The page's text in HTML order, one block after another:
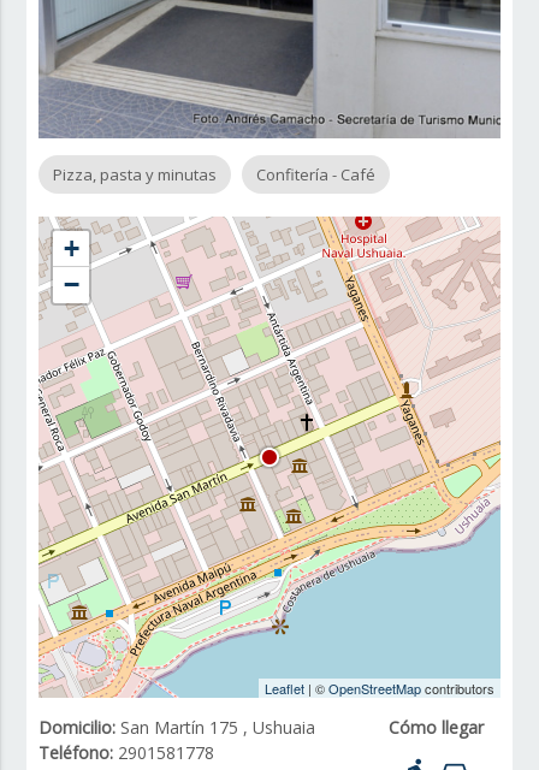
Pizza, pasta y minutas Confitería - Café
+
−
Leaflet| ©OpenStreetMapcontributors
Cómo llegar
Domicilio: San Martín 175 , Ushuaia
Teléfono: 2901581778